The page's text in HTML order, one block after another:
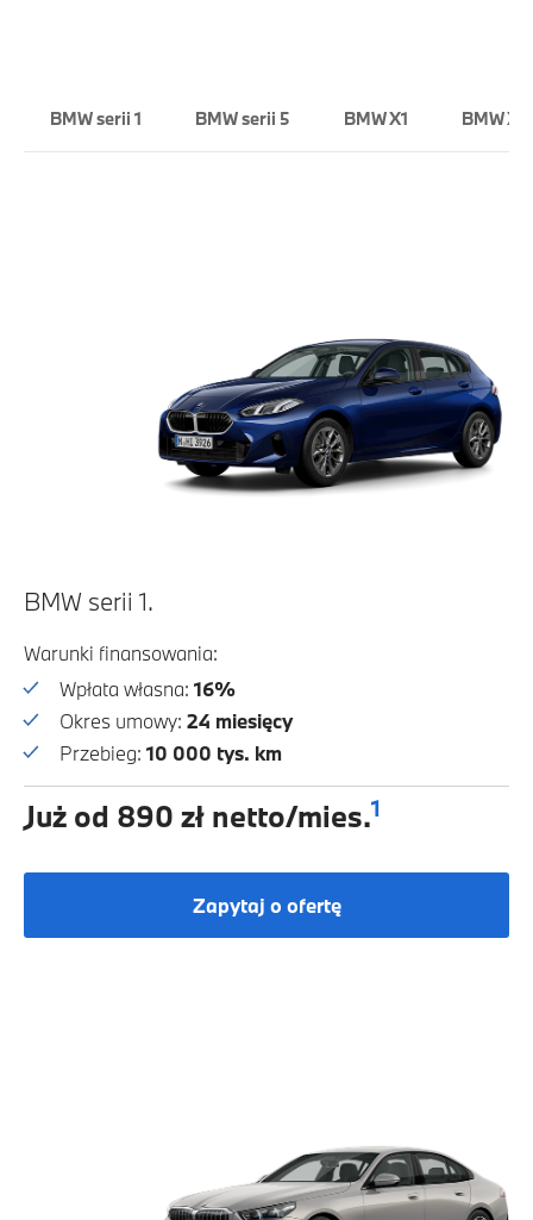
BMW serii 1 BMW serii 5 BMW X1 BMW X2
BMW serii 1.
Warunki finansowania:
Wpłata własna: 16%
Okres umowy: 24 miesięcy
Przebieg: 10 000 tys. km
Już od 890 zł netto/mies.1
Zapytaj o ofertę